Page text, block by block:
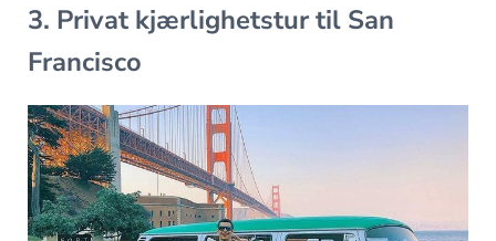
3. Privat kjærlighetstur til San
Francisco